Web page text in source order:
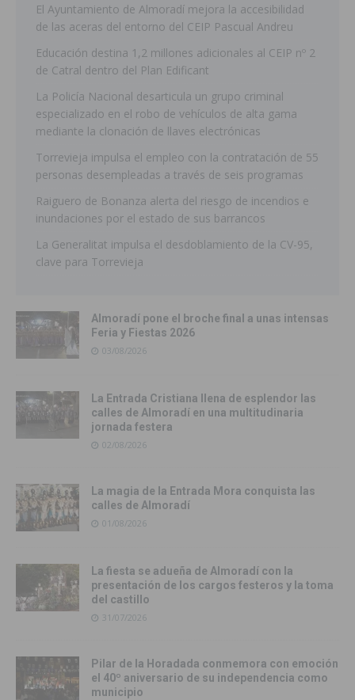
El Ayuntamiento de Almoradí mejora la accesibilidad
de las aceras del entorno del CEIP Pascual Andreu
Educación destina 1,2 millones adicionales al CEIP nº 2
de Catral dentro del Plan Edificant
La Policía Nacional desarticula un grupo criminal
especializado en el robo de vehículos de alta gama
mediante la clonación de llaves electrónicas
Torrevieja impulsa el empleo con la contratación de 55
personas desempleadas a través de seis programas
Raiguero de Bonanza alerta del riesgo de incendios e
inundaciones por el estado de sus barrancos
La Generalitat impulsa el desdoblamiento de la CV-95,
clave para Torrevieja
Almoradí pone el broche final a unas intensas
Feria y Fiestas 2026
03/08/2026
La Entrada Cristiana llena de esplendor las
calles de Almoradí en una multitudinaria
jornada festera
02/08/2026
La magia de la Entrada Mora conquista las
calles de Almoradí
01/08/2026
La fiesta se adueña de Almoradí con la
presentación de los cargos festeros y la toma
del castillo
31/07/2026
Pilar de la Horadada conmemora con emoción
el 40º aniversario de su independencia como
municipio